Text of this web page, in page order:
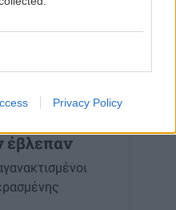
Privacy Policy
έβλεπαν